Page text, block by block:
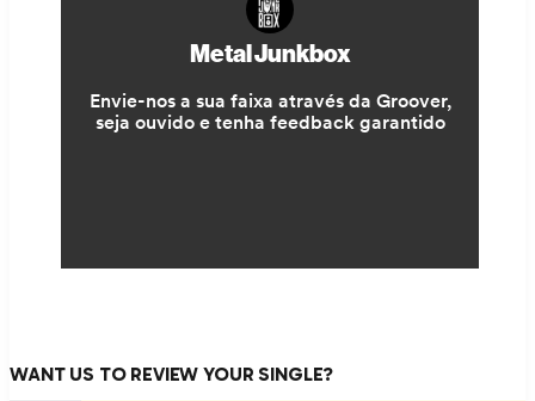
WANT US TO REVIEW YOUR SINGLE?